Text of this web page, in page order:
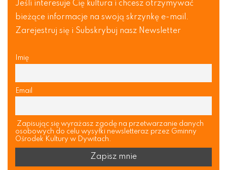
Jeśli interesuje Cię kultura i chcesz otrzymywać
bieżące informacje na swoją skrzynkę e-mail.
Zarejestruj się i Subskrybuj nasz Newsletter
Imię
Email
Zapisując się wyrażasz zgodę na przetwarzanie danych
osobowych do celu wysyłki newsletteraz przez Gminny
Ośrodek Kultury w Dywitach.